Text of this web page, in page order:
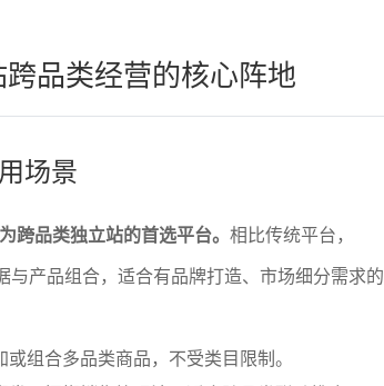
品类经营的核心阵地
场景
品类独立站的首选平台。 相比传统平台，
产品组合，适合有品牌打造、市场细分需求的
组合多品类商品，不受类目限制。